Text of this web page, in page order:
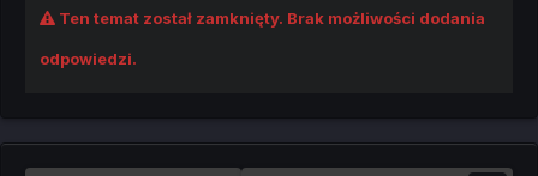
Ten temat został zamknięty. Brak możliwości dodania
odpowiedzi.